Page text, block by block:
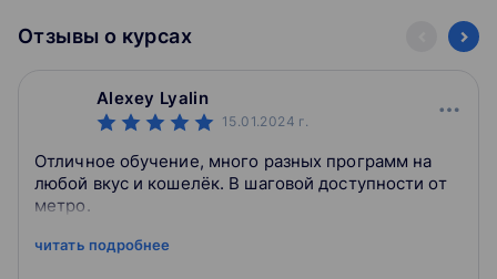
Отзывы о курсах
Alexey Lyalin
15.01.2024 г.
Отличное обучение, много разных программ на
любой вкус и кошелёк. В шаговой доступности от
метро.
читать подробнее